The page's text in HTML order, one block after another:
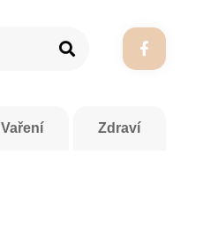
Vaření Zdraví